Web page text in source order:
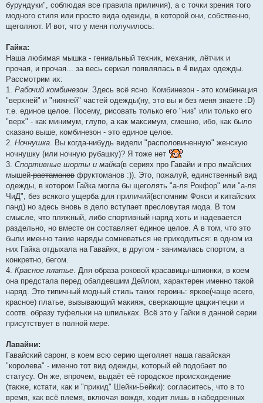
бурундуки", соблюдая все правила приличия), а с точки зрения того
модного стиля или просто вида одежды, в которой они, собственно,
щеголяют. И вот, что у меня получилось:
Гайка:
Наша любимая мышка - гениальный техник, механик, лётчик и
прочая, и прочая... за весь сериал появлялась в 4 видах одежды.
Рассмотрим их:
1. Рабочий комбинезон. Здесь всё ясно. Комбинезон - это комбинация
"верхней" и "нижней" частей одежды(ну, это вы и без меня знаете :D)
т.е. единое целое. Посему, рисовать только его "низ" или только его
"верх" - как минимум, глупо, а как максимум, смешно, ибо, как было
сказано выше, комбинезон - это единое целое.
2. Ночнушка. Вы когда-нибудь видели "располовиненную" женскую
ночнушку (или ночную рубашку)? Я тоже нет
3. Спортивные шорты и майка(в сериях про Гавайи и про ямайских
мышей-растаманов фруктоманов :)). Это, пожалуй, единственный вид
одежды, в котором Гайка могла бы щеголять "а-ля Рокфор" или "а-ля
ЧиД", без всякого ущерба для приличий(вспомним Фокси и китайских
панд) но здесь вновь в дело вступает пресловутая мода. В том
смысле, что пляжный, либо спортивный наряд хоть и надевается
раздельно, но вместе он составляет единое целое. А в том, что это
были именно такие наряды сомневаться не приходиться: в одном из
них Гайка отдыхала на Гавайях, в другом - занималась спортом, а
конкретно, бегом.
4. Красное платье. Для образа роковой красавицы-шпионки, в коем
она предстала перед обалдевшим Дейлом, характерен именно такой
наряд. Это типичный модный стиль таких героинь: яркое(чаще всего,
красное) платье, вызывающий макияж, сверкающие цацки-пецки и
соотв. образу туфельки на шпильках. Всё это у Гайки в данной серии
присутствует в полной мере.
Лавайни:
Гавайский саронг, в коем всю серию щеголяет наша гавайская
"королева" - именно тот вид одежды, который ей подобает по
статусу. Он же, впрочем, выдаёт её городское происхождение
(также, кстати, как и "прикид" Шейки-Бейки): согласитесь, что в то
время, как всё племя, включая вождя, ходит лишь в набедренных